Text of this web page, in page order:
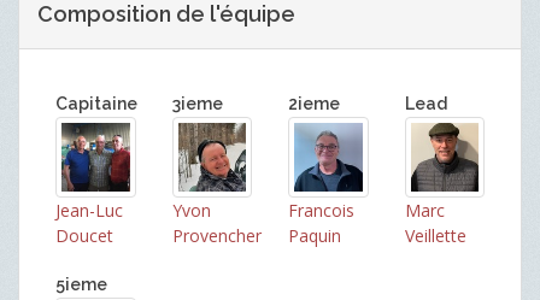
Composition de l'équipe
Capitaine
Jean-Luc
Doucet
3ieme
Yvon
Provencher
2ieme
Francois
Paquin
Lead
Marc
Veillette
5ieme